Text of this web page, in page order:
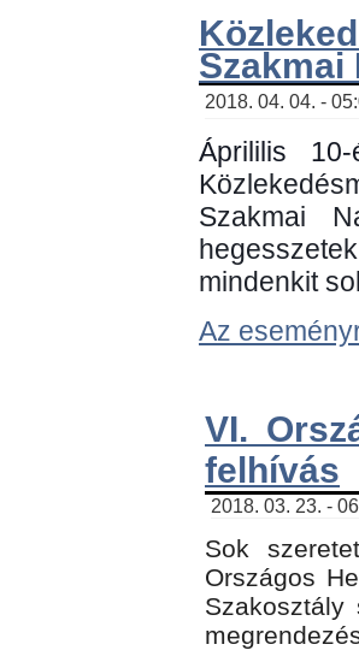
Szakmai
2018. 04. 04. -
Áprililis
Szakmai
mindenkit
Az
VI.
felhívás
2018. 03. 23. -
Sok
Országos